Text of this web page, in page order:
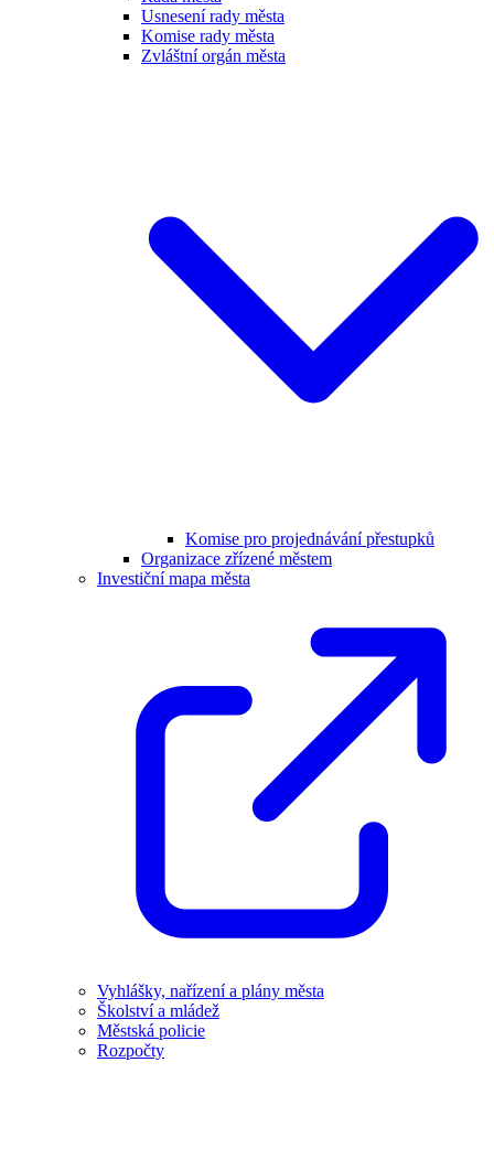
Usnesení rady města
Komise rady města
Zvláštní orgán města
Komise pro projednávání přestupků
Organizace zřízené městem
Investiční mapa města
Vyhlášky, nařízení a plány města
Školství a mládež
Městská policie
Rozpočty